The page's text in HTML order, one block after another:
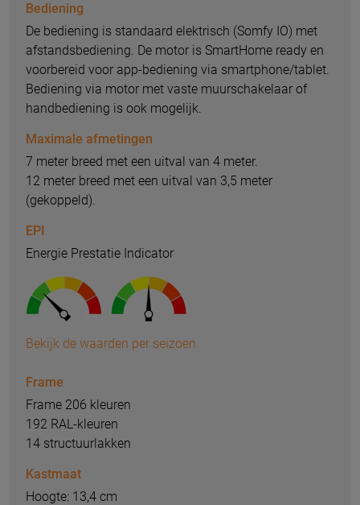
Bediening
De bediening is standaard elektrisch (Somfy IO) met
afstandsbediening. De motor is SmartHome ready en
voorbereid voor app-bediening via smartphone/tablet.
Bediening via motor met vaste muurschakelaar of
handbediening is ook mogelijk.
Maximale afmetingen
7 meter breed met een uitval van 4 meter.
12 meter breed met een uitval van 3,5 meter
(gekoppeld).
EPI
Energie Prestatie Indicator
Bekijk de waarden per seizoen
Frame
Frame 206 kleuren
192 RAL-kleuren
14 structuurlakken
Kastmaat
Hoogte: 13,4 cm